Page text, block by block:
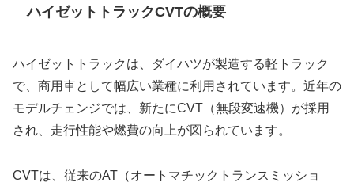
ハイゼットトラックCVTの概要
ハイゼットトラックは、ダイハツが製造する軽トラック
で、商用車として幅広い業種に利用されています。近年の
モデルチェンジでは、新たにCVT（無段変速機）が採用
され、走行性能や燃費の向上が図られています。
CVTは、従来のAT（オートマチックトランスミッショ